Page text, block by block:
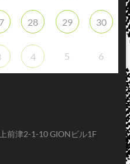
28 29 30
4 5 6
前津2-1-10 GIONビル1F